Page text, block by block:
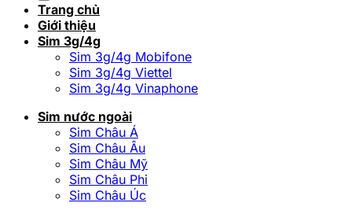
Trang chủ
Giới thiệu
Sim 3g/4g
Sim 3g/4g Mobifone
Sim 3g/4g Viettel
Sim 3g/4g Vinaphone
Sim nước ngoài
Sim Châu Á
Sim Châu Âu
Sim Châu Mỹ
Sim Châu Phi
Sim Châu Úc